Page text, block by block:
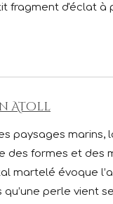
fragment d'éclat à
Atoll
paysages marins,
des formes et des
martelé évoque
qu’une perle vient